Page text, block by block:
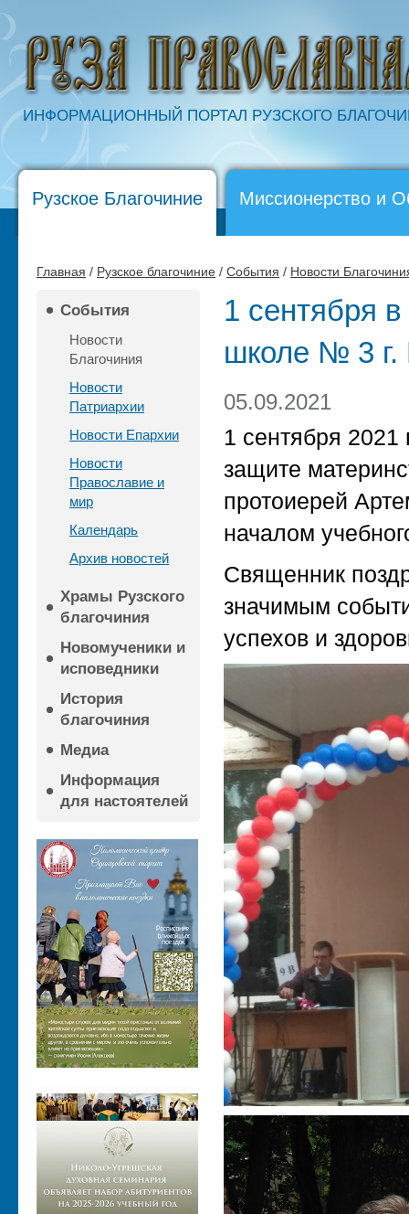
ИНФОРМАЦИОННЫЙ ПОРТАЛ РУЗСКОГО
Рузское Благочиние Миссионерство и
Главная / Рузское благочиние / События / Новости
События
Новости
Благочиния
Новости
Патриархии
Новости Епархии
Новости
Православие и
мир
Календарь
Архив новостей
Храмы Рузского
благочиния
Новомученики и
исповедники
История
благочиния
Медиа
Информация
для настоятелей
1 сентября
школе № 3 г.
05.09.2021
1 сентября 2021
защите
протоиерей
началом
Священник
значимым
успехов и